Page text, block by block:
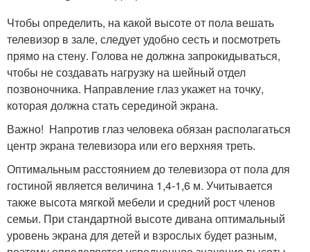
Чтобы определить, на какой высоте от пола вешать
телевизор в зале, следует удобно сесть и посмотреть
прямо на стену. Голова не должна запрокидываться,
чтобы не создавать нагрузку на шейный отдел
позвоночника. Направление глаз укажет на точку,
которая должна стать серединой экрана.
Важно! Напротив глаз человека обязан располагаться
центр экрана телевизора или его верхняя треть.
Оптимальным расстоянием до телевизора от пола для
гостиной является величина 1,4-1,6 м. Учитывается
также высота мягкой мебели и средний рост членов
семьи. При стандартной высоте дивана оптимальный
уровень экрана для детей и взрослых будет разным,